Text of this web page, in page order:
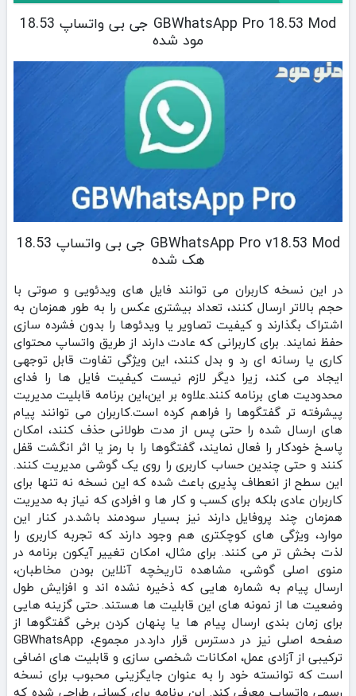
GBWhatsApp Pro 18.53 Mod جی بی واتساپ 18.53
مود شده
GBWhatsApp Pro v18.53 Mod جی بی واتساپ 18.53
هک شده
در این نسخه کاربران می‌ توانند فایل‌ های ویدئویی و صوتی با
حجم بالاتر ارسال کنند، تعداد بیشتری عکس را به طور همزمان به
اشتراک بگذارند و کیفیت تصاویر یا ویدئوها را بدون فشرده‌ سازی
حفظ نمایند. برای کاربرانی که عادت دارند از طریق واتساپ محتوای
کاری یا رسانه‌ ای رد و بدل کنند، این ویژگی تفاوت قابل توجهی
ایجاد می‌ کند، زیرا دیگر لازم نیست کیفیت فایل‌ ها را فدای
محدودیت‌ های برنامه کنند.علاوه بر این،این برنامه قابلیت مدیریت
پیشرفته‌ تر گفتگوها را فراهم کرده است.کاربران می‌ توانند پیام‌
های ارسال‌ شده را حتی پس از مدت طولانی حذف کنند، امکان
پاسخ خودکار را فعال نمایند، گفتگوها را با رمز یا اثر انگشت قفل
کنند و حتی چندین حساب کاربری را روی یک گوشی مدیریت کنند.
این سطح از انعطاف‌ پذیری باعث شده که این نسخه نه تنها برای
کاربران عادی بلکه برای کسب‌ و کار ها و افرادی که نیاز به مدیریت
همزمان چند پروفایل دارند نیز بسیار سودمند باشد.در کنار این
موارد، ویژگی‌ های کوچکتری هم وجود دارند که تجربه کاربری را
لذت‌ بخش‌ تر می‌ کنند. برای مثال، امکان تغییر آیکون برنامه در
منوی اصلی گوشی، مشاهده تاریخچه آنلاین بودن مخاطبان،
ارسال پیام به شماره‌ هایی که ذخیره نشده‌ اند و افزایش طول
وضعیت‌ ها از نمونه‌ های این قابلیت‌ ها هستند. حتی گزینه‌ هایی
برای زمان‌ بندی ارسال پیام‌ ها یا پنهان کردن برخی گفتگوها از
صفحه اصلی نیز در دسترس قرار دارد.در مجموع، GBWhatsApp
ترکیبی از آزادی عمل، امکانات شخصی‌ سازی و قابلیت‌ های اضافی
است که توانسته خود را به عنوان جایگزینی محبوب برای نسخه
رسمی واتساپ معرفی کند. این برنامه برای کسانی طراحی شده که